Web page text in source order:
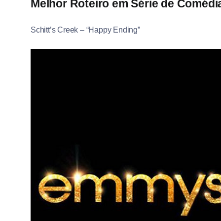
Melhor Roteiro em Série de
Schitt’s Creek – “Happy Ending”